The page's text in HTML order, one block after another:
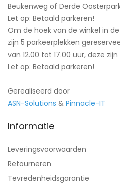
Beukenweg of Derde
Let op: Betaald parkeren!
Om de hoek van de winkel in
zijn 5 parkeerplekken
van 12.00 tot 17.00 uur, deze
Let op: Betaald parkeren!
Gerealiseerd door
ASN-Solutions & Pinnacle-IT
Informatie
Leveringsvoorwaarden
Retourneren
Tevredenheidsgarantie